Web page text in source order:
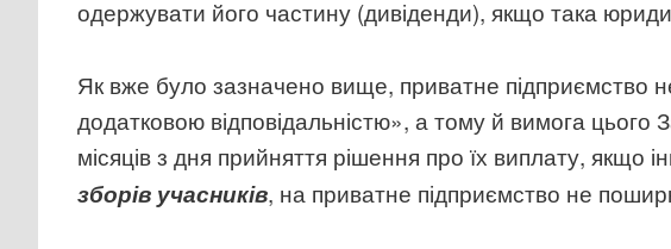
одержувати його частину (дивіденди), якщо така
Як вже було зазначено вище, приватне підприємство
додатковою відповідальністю», а тому й вимога
місяців з дня прийняття рішення про їх виплату,
зборів учасників, на приватне підприємство не